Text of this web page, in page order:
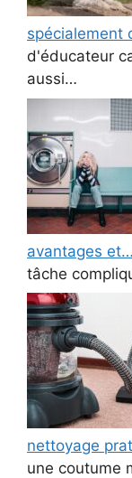
spécialement
d'éducateur
aussi…
avantages et…
tâche
nettoyage
une coutume